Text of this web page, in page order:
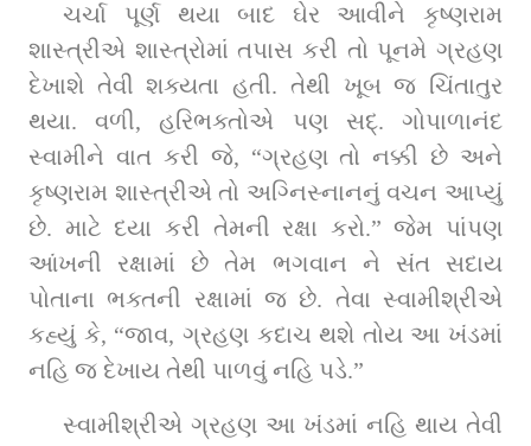
ચર્ચા પૂર્ણ થયા બાદ ઘેર આવીને કૃષ્ણરામ
શાસ્ત્રીએ શાસ્ત્રોમાં તપાસ કરી તો પૂનમે ગ્રહણ
દેખાશે તેવી શક્યતા હતી. તેથી ખૂબ જ ચિંતાતુર
થયા. વળી, હરિભક્તોએ પણ સદ્‌. ગોપાળાનંદ
સ્વામીને વાત કરી જે, “ગ્રહણ તો નક્કી છે અને
કૃષ્ણરામ શાસ્ત્રીએ તો અગ્નિસ્નાનનું વચન આપ્યું
છે. માટે દયા કરી તેમની રક્ષા કરો.” જેમ પાંપણ
આંખની રક્ષામાં છે તેમ ભગવાન ને સંત સદાય
પોતાના ભક્તની રક્ષામાં જ છે. તેવા સ્વામીશ્રીએ
કહ્યું કે, “જાવ, ગ્રહણ કદાચ થશે તોય આ ખંડમાં
નહિ જ દેખાય તેથી પાળવું નહિ પડે.”
સ્વામીશ્રીએ ગ્રહણ આ ખંડમાં નહિ થાય તેવી